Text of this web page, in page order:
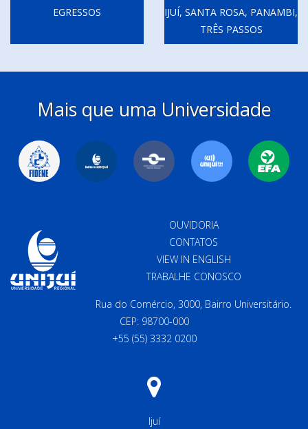
EGRESSOS
IJUÍ, SANTA ROSA, PANAMBI,
TRÊS PASSOS
Mais que uma Universidade
OUVIDORIA
CONTATOS
VIEW IN ENGLISH
TRABALHE CONOSCO
Rua do Comércio, 3000, Bairro Universitário.
CEP: 98700-000
+55 (55) 3332 0200
Ijuí